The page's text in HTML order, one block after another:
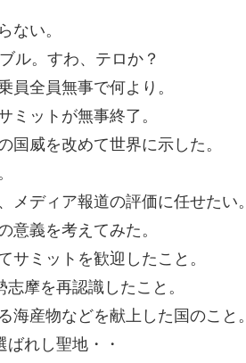
ない。
ル。すわ、テロか？
員全員無事で何より。
ミットが無事終了。
国威を改めて世界に示した。
ディア報道の評価に任せたい。
意義を考えてみた。
サミットを歓迎したこと。
摩を再認識したこと。
海産物などを献上した国のこと。
れし聖地・・